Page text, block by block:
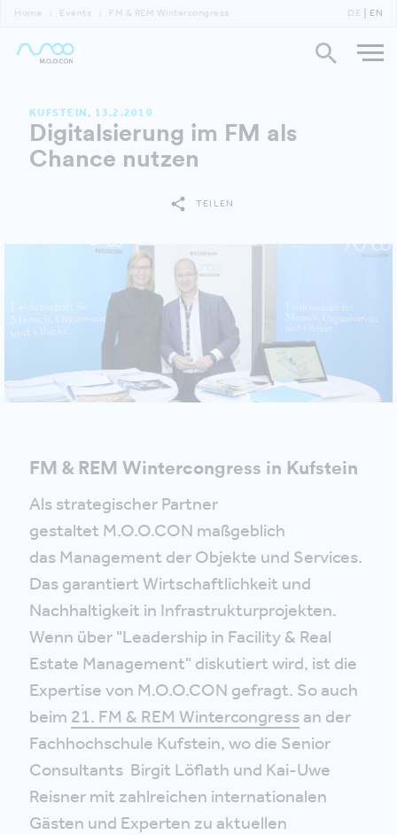
Home Events FM & REM Wintercongress DE EN
KUFSTEIN, 13.2.2019
Digitalsierung im FM als
Chance nutzen
TEILEN
FM & REM Wintercongress in Kufstein
Als strategischer Partner
gestaltet M.O.O.CON maßgeblich
das Management der Objekte und Services.
Das garantiert Wirtschaftlichkeit und
Nachhaltigkeit in Infrastrukturprojekten.
Wenn über "Leadership in Facility & Real
Estate Management" diskutiert wird, ist die
Expertise von M.O.O.CON gefragt. So auch
beim 21. FM & REM Wintercongress an der
Fachhochschule Kufstein, wo die Senior
Consultants Birgit Löflath und Kai-Uwe
Reisner mit zahlreichen internationalen
Gästen und Experten zu aktuellen